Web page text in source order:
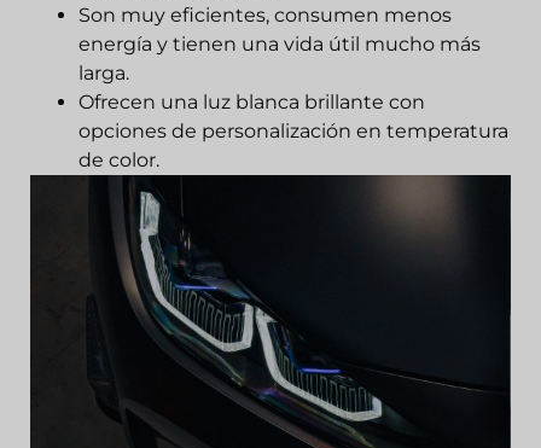
Son muy eficientes, consumen menos
energía y tienen una vida útil mucho más
larga.
Ofrecen una luz blanca brillante con
opciones de personalización en temperatura
de color.